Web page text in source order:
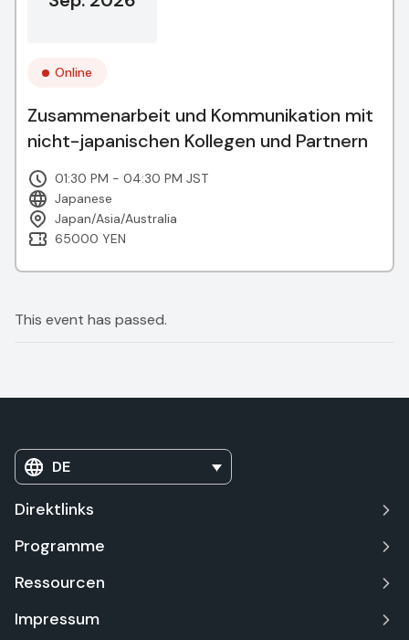
Online
Zusammenarbeit und Kommunikation mit
nicht-japanischen Kollegen und Partnern
01:30 PM - 04:30 PM JST
Japanese
Japan/Asia/Australia
65000 YEN
This event has passed.
DE
Direktlinks
Programme
Ressourcen
Impressum